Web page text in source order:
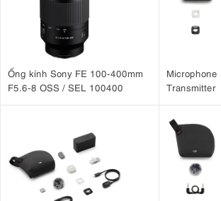
áp, dễ chịu và tự nhiên. Màu da trông rất đẹp
chất lượng ảnh vẫn tốt sau khi xử lý hậu kỳ.
tuyệt vời, mang lại sự linh hoạt ở cả vùng sáng và
Trong điều kiện thiếu sáng, R3 thực sự tỏa
lên đến ISO 12.800 và các tập tin có thể sử
mức ISO cao hơn (phạm vi ISO là 100-
sáng khó khăn. Bộ xử lý DIGIC X cũng hoạt
giảm nhiễu mà vẫn giữ được chi tiết.
4.2. Tính năng lấy nét tự động tiên tiến
Máy ảnh Canon R3 sở hữu hệ thống lấy nét
Ống kính Sony FE 100-400mm
F5.6-8 OSS / SEL 100400
Microphone
Transmitter